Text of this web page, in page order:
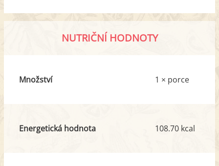
NUTRIČNÍ HODNOTY
Množství 1 × porce
Energetická hodnota 108.70 kcal